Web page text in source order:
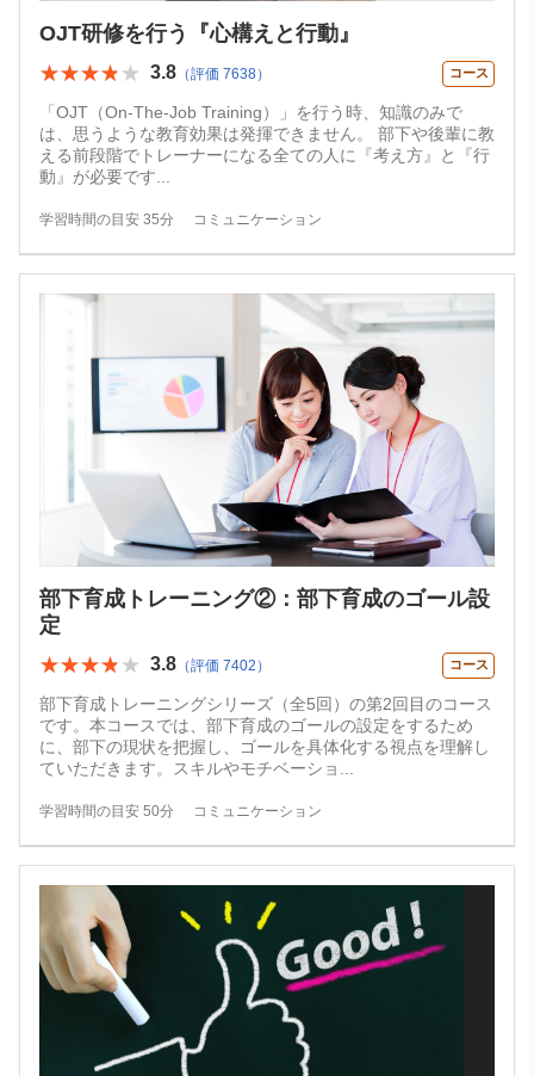
OJT研修を行う『心構えと行動』
★★★★★
★★★★★ 3.8 （評価 7638） コース
「OJT（On-The-Job Training）」を行う時、知識のみで
は、思うような教育効果は発揮できません。 部下や後輩に教
える前段階でトレーナーになる全ての人に『考え方』と『行
動』が必要です
学習時間の目安 35分 コミュニケーション
部下育成トレーニング②：部下育成のゴール設
定
★★★★★
★★★★★ 3.8 （評価 7402） コース
部下育成トレーニングシリーズ（全5回）の第2回目のコース
です。本コースでは、部下育成のゴールの設定をするため
に、部下の現状を把握し、ゴールを具体化する視点を理解し
ていただきます。スキルやモチベーショ
学習時間の目安 50分 コミュニケーション